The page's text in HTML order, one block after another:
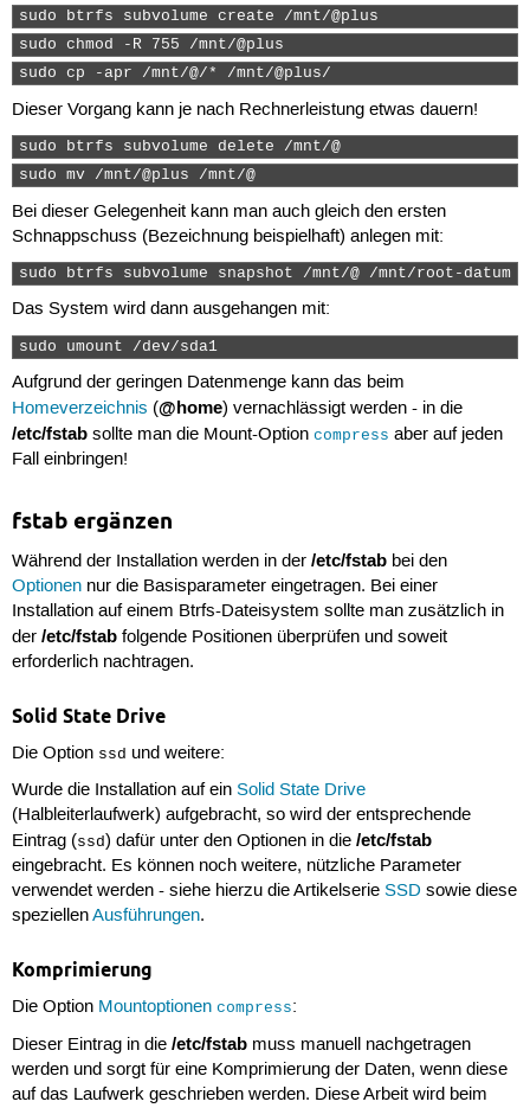
sudo btrfs subvolume create /mnt/@plus
sudo chmod -R 755 /mnt/@plus
sudo cp -apr /mnt/@/* /mnt/@plus/
Dieser Vorgang kann je nach Rechnerleistung etwas dauern!
sudo btrfs subvolume delete /mnt/@
sudo mv /mnt/@plus /mnt/@
Bei dieser Gelegenheit kann man auch gleich den ersten
Schnappschuss (Bezeichnung beispielhaft) anlegen mit:
sudo btrfs subvolume snapshot /mnt/@ /mnt/root-datum
Das System wird dann ausgehangen mit:
sudo umount /dev/sda1
Aufgrund der geringen Datenmenge kann das beim
Homeverzeichnis (@home) vernachlässigt werden - in die
/etc/fstabsollte man die Mount-Option compress aber auf jeden
Fall einbringen!
fstab ergänzen
Während der Installation werden in der /etc/fstabbei den
Optionennur die Basisparameter eingetragen. Bei einer
Installation auf einem Btrfs-Dateisystem sollte man zusätzlich in
der /etc/fstabfolgende Positionen überprüfen und soweit
erforderlich nachtragen.
Solid State Drive
Die Option ssd und weitere:
Wurde die Installation auf ein Solid State Drive
(Halbleiterlaufwerk) aufgebracht, so wird der entsprechende
Eintrag (ssd) dafür unter den Optionen in die /etc/fstab
eingebracht. Es können noch weitere, nützliche Parameter
verwendet werden - siehe hierzu die Artikelserie SSD sowie diese
speziellenAusführungen.
Komprimierung
Die Option Mountoptionen compress:
Dieser Eintrag in die /etc/fstabmuss manuell nachgetragen
werden und sorgt für eine Komprimierung der Daten, wenn diese
auf das Laufwerk geschrieben werden. Diese Arbeit wird beim